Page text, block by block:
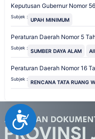
Accessibility
Keputusan Gubernur Nomor
Subjek : UPAH MINIMUM
Peraturan Daerah Nomor 5
Subjek : SUMBER DAYA ALAM
Peraturan Daerah Nomor 16
Subjek : RENCANA TATA RUANG